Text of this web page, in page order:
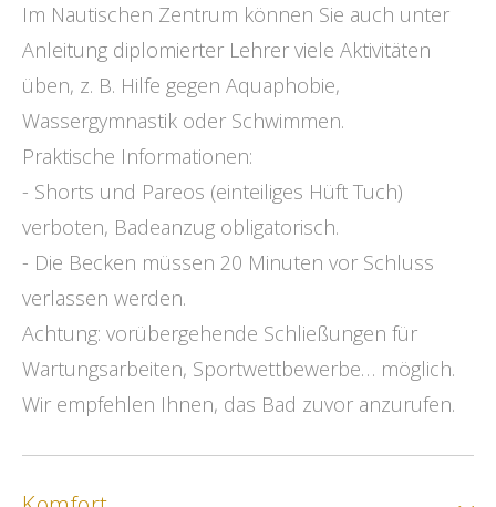
Im Nautischen Zentrum können Sie auch unter
Anleitung diplomierter Lehrer viele Aktivitäten
üben, z. B. Hilfe gegen Aquaphobie,
Wassergymnastik oder Schwimmen.
Praktische Informationen:
- Shorts und Pareos (einteiliges Hüft Tuch)
verboten, Badeanzug obligatorisch.
- Die Becken müssen 20 Minuten vor Schluss
verlassen werden.
Achtung: vorübergehende Schließungen für
Wartungsarbeiten, Sportwettbewerbe… möglich.
Wir empfehlen Ihnen, das Bad zuvor anzurufen.